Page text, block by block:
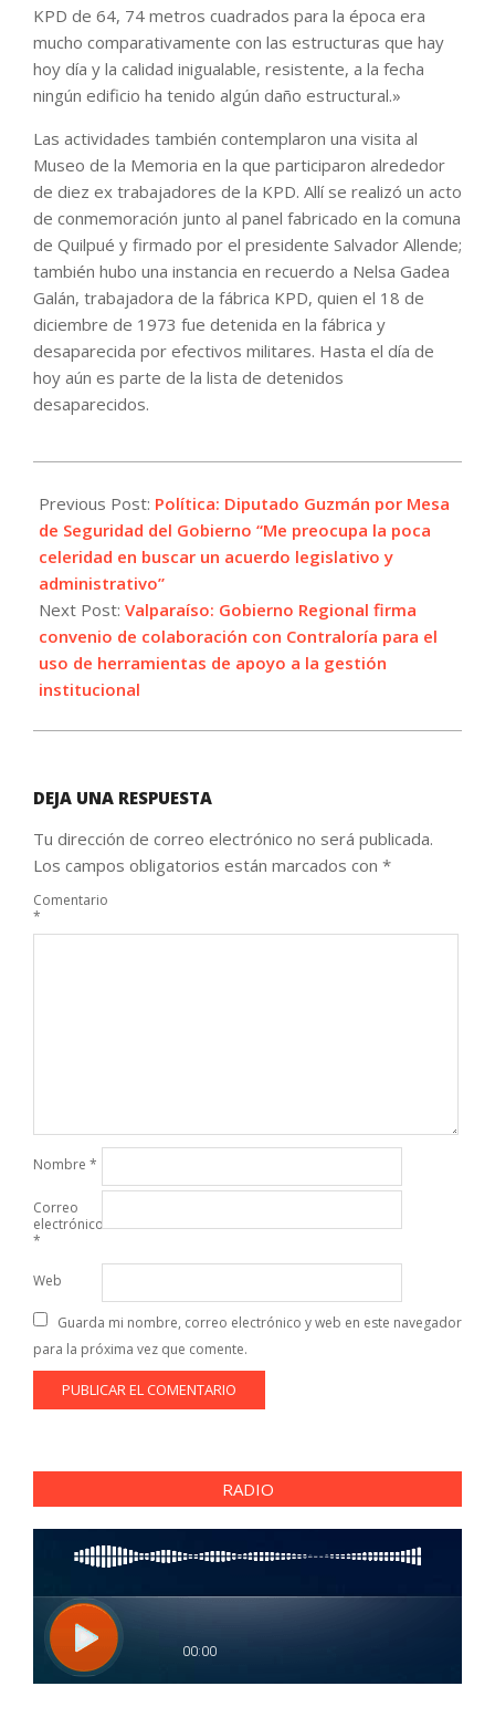
KPD de 64, 74 metros cuadrados para la época era
mucho comparativamente con las estructuras que hay
hoy día y la calidad inigualable, resistente, a la fecha
ningún edificio ha tenido algún daño estructural.»
Las actividades también contemplaron una visita al
Museo de la Memoria en la que participaron alrededor
de diez ex trabajadores de la KPD. Allí se realizó un acto
de conmemoración junto al panel fabricado en la comuna
de Quilpué y firmado por el presidente Salvador Allende;
también hubo una instancia en recuerdo a Nelsa Gadea
Galán, trabajadora de la fábrica KPD, quien el 18 de
diciembre de 1973 fue detenida en la fábrica y
desaparecida por efectivos militares. Hasta el día de
hoy aún es parte de la lista de detenidos
desaparecidos.
11-
29
Previous Post: Política: Diputado Guzmán por Mesa
de Seguridad del Gobierno “Me preocupa la poca
celeridad en buscar un acuerdo legislativo y
administrativo”
Next Post: Valparaíso: Gobierno Regional firma
convenio de colaboración con Contraloría para el
uso de herramientas de apoyo a la gestión
institucional
DEJA UNA RESPUESTA
Tu dirección de correo electrónico no será publicada.
Los campos obligatorios están marcados con *
Comentario
*
Nombre *
Correo
electrónico
*
Web
Guarda mi nombre, correo electrónico y web en este navegador
para la próxima vez que comente.
RADIO